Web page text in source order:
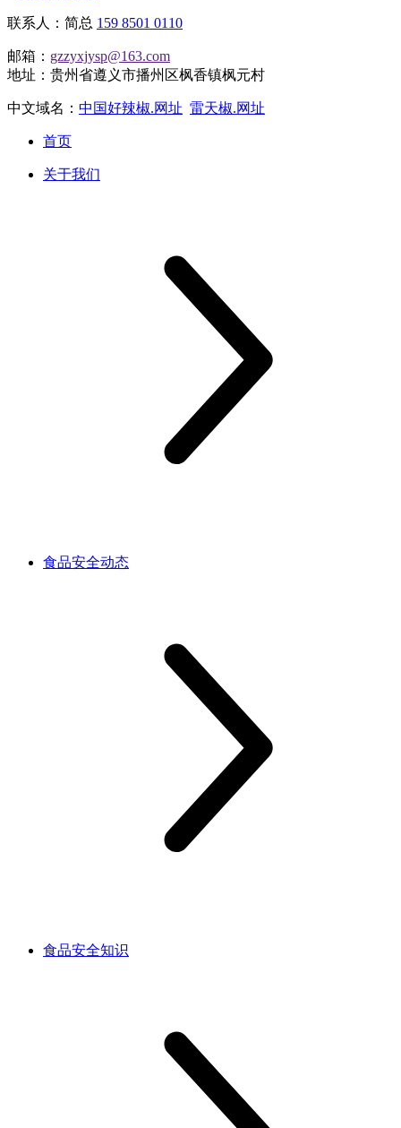
联系人：简总 159 8501 0110
邮箱： gzzyxjysp@163.com
地址：贵州省遵义市播州区枫香镇枫元村
中文域名： 中国好辣椒.网址 雷天椒.网址
首页
关于我们
食品安全动态
食品安全知识